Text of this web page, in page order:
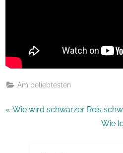
Am beliebtesten
Beitragsnavigation
P
Wie wird schwarzer Reis
N
Wie